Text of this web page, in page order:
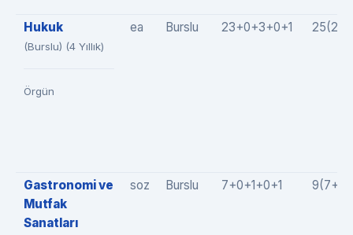
Hukuk
(Burslu) (4 Yıllık)
Örgün
ea Burslu 23+0+3+0+1
Gastronomi ve
Mutfak
Sanatları
soz Burslu 7+0+1+0+1